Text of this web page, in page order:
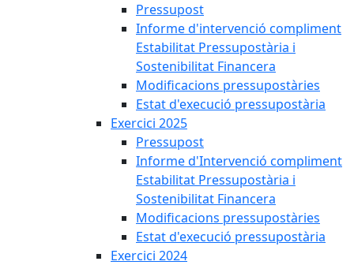
Pressupost
Informe d'intervenció compliment
Estabilitat Pressupostària i
Sostenibilitat Financera
Modificacions pressupostàries
Estat d'execució pressupostària
Exercici 2025
Pressupost
Informe d'Intervenció compliment
Estabilitat Pressupostària i
Sostenibilitat Financera
Modificacions pressupostàries
Estat d'execució pressupostària
Exercici 2024